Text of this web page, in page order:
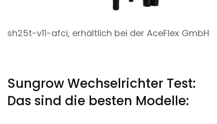
sh25t-v11-afci, erhältlich bei der AceFlex GmbH
Sungrow Wechselrichter Test:
Das sind die besten Modelle: